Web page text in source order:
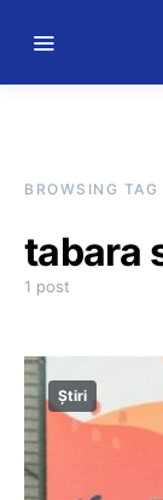
BROWSING TAG
tabara
1 post
Știri